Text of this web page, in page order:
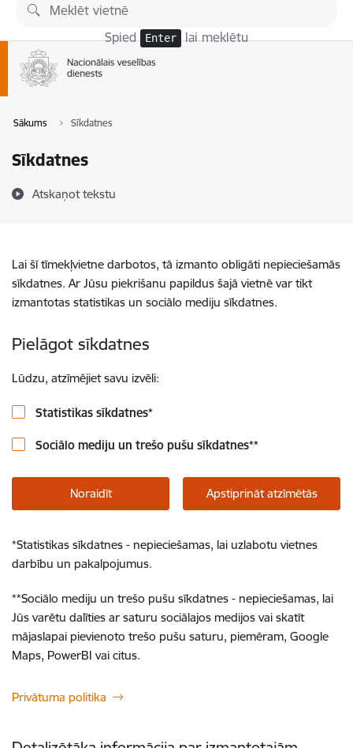
Pāriet uz lapas saturu
Spied Enter lai meklētu
Sākums Sīkdatnes
Sīkdatnes
Atskaņot tekstu
Lai šī tīmekļvietne darbotos, tā izmanto obligāti nepieciešamās
sīkdatnes. Ar Jūsu piekrišanu papildus šajā vietnē var tikt
izmantotas statistikas un sociālo mediju sīkdatnes.
Pielāgot sīkdatnes
Lūdzu, atzīmējiet savu izvēli:
Statistikas sīkdatnes*
Sociālo mediju un trešo pušu sīkdatnes**
Noraidīt Apstiprināt atzīmētās
*Statistikas sīkdatnes - nepieciešamas, lai uzlabotu vietnes
darbību un pakalpojumus.
**Sociālo mediju un trešo pušu sīkdatnes - nepieciešamas, lai
Jūs varētu dalīties ar saturu sociālajos medijos vai skatīt
mājaslapai pievienoto trešo pušu saturu, piemēram, Google
Maps, PowerBI vai citus.
Privātuma politika